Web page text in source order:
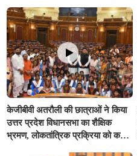
केजीबीवी अतरौली की छात्राओं ने किया
उत्तर प्रदेश विधानसभा का शैक्षिक
भ्रमण, लोकतांत्रिक प्रक्रिया को करीब